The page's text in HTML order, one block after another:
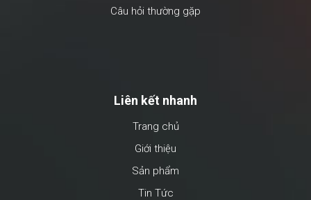
Câu hỏi thường gặp
Liên kết nhanh
Trang chủ
Giới thiệu
Sản phẩm
Tin Tức